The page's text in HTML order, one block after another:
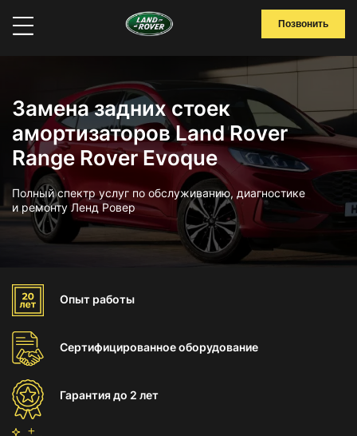
Позвонить
Замена задних стоек
амортизаторов Land Rover
Range Rover Evoque
Полный спектр услуг по обслуживанию, диагностике
и ремонту Ленд Ровер
Опыт работы
Сертифицированноеоборудование
Гарантиядо 2 лет